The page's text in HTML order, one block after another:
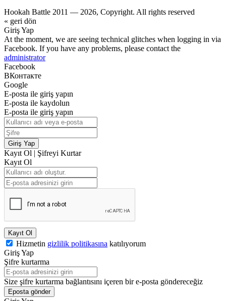
Hookah Battle 2011 — 2026, Copyright. All rights reserved
« geri dön
Giriş Yap
At the moment, we are seeing technical glitches when logging in via
Facebook. If you have any problems, please contact the
administrator
Facebook
ВКонтакте
Google
E-posta ile giriş yapın
E-posta ile kaydolun
E-posta ile giriş yapın
Giriş Yap
Kayıt Ol | Şifreyi Kurtar
Kayıt Ol
Kayıt Ol
Hizmetin gizlilik politikasına katılıyorum
Giriş Yap
Şifre kurtarma
Size şifre kurtarma bağlantısını içeren bir e-posta göndereceğiz
Eposta gönder